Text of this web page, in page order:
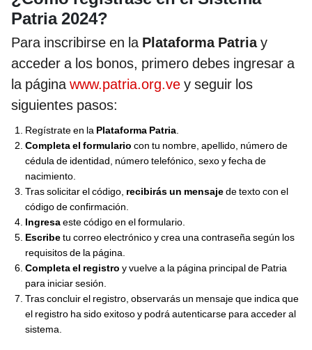
Patria 2024?
Para inscribirse en la Plataforma Patriay
acceder a los bonos, primero debes ingresar a
la página www.patria.org.ve y seguir los
siguientes pasos:
Regístrate en la Plataforma Patria
Completa el formulario con tu nombre, apellido, número de
cédula de identidad, número telefónico, sexo y fecha de
nacimiento.
Tras solicitar el código, recibirás un mensajede texto con el
código de confirmación.
Ingresaeste código en el formulario.
Escribetu correo electrónico y crea una contraseña según los
requisitos de la página.
Completa el registro y vuelve a la página principal de Patria
para iniciar sesión.
Tras concluir el registro, observarás un mensaje que indica que
el registro ha sido exitoso y podrá autenticarse para acceder al
sistema.